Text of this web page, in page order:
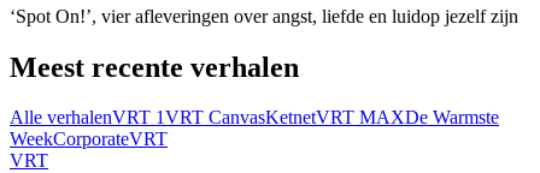
‘Spot On!’, vier afleveringen over angst, liefde en luidop jezelf zijn
Meest recente verhalen
Alle verhalenVRT 1VRT CanvasKetnetVRT MAXDe Warmste
WeekCorporateVRT
VRT